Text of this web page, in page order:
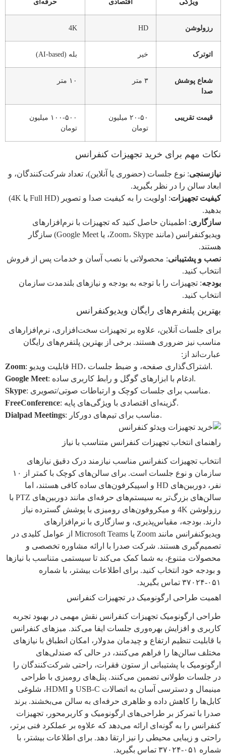
رزولوشن HD
4K
اتوترک خیر بله (AI-based)
شعاع پوشش
صدا
۳ متر ۱۰ متر
قیمت تقریبی
۲۰-۵۰ میلیون
تومان
۱۰۰-۵۰۰ میلیون
تومان
نکات مهم برای خرید تجهیزات کنفرانس
نیازسنجی: نوع جلسات (حضوری یا آنلاین)، تعداد شرکت‌کنندگان، و
ابعاد سالن را در نظر بگیرید.
کیفیت تجهیزات
: اولویت را به کیفیت صدا و تصویر (Full HD یا 4K)
بدهید.
سازگاری: اطمینان حاصل کنید که تجهیزات با نرم‌افزارهای
ویدیوکنفرانس (مانند Zoom، Skype، یا Google Meet) سازگار
هستند.
نصب و پشتیبانی: محصولاتی با نصب آسان و خدمات پس از فروش
انتخاب کنید.
بودجه: تجهیزات را با توجه به بودجه و نیازهای بلندمدت سازمان
انتخاب کنید.
بهترین پلتفرم‌های رایگان ویدیوکنفرانس
برای جلسات آنلاین، علاوه بر تجهیزات سخت‌افزاری، نرم‌افزارهای
مناسب نیز ضروری هستند. برخی از بهترین پلتفرم‌های رایگان
عبارت‌اند از:
Zoom
: قابلیت ویدیو HD، اشتراک‌گذاری صفحه، و ضبط جلسات.
Google Meet
: ادغام با ابزارهای گوگل و رابط کاربری ساده.
Skype
: مناسب برای جلسات کوچک و ارتباطات صوتی/تصویری.
FreeConference
: گزینه‌ای اقتصادی با ویژگی‌های پایه.
Dialpad Meetings
: مناسب برای تیم‌های دورکار.
راهنمای انتخاب تجهیزات کنفرانس متناسب با نیاز
انتخاب تجهیزات کنفرانس مناسب نیازمند درک دقیق نیازهای
سازمان و نوع جلسات است. برای سالن‌های کوچک با کمتر از ۱۰
نفر، دوربین‌های HD و اسپیکرفون‌های ساده کافی هستند، اما
سالن‌های بزرگ‌تر به سیستم‌های حرفه‌ای مانند دوربین‌های PTZ با
رزولوشن 4K و میکروفون‌های رومیزی با پوشش گسترده نیاز
دارند. بودجه، مقیاس‌پذیری، و سازگاری با نرم‌افزارهای
ویدیوکنفرانس مانند Zoom یا Microsoft Teams از عوامل کلیدی در
تصمیم‌گیری هستند. شرکت صدرا با ارائه مشاوره تخصصی و
محصولات متنوع، به شما کمک می‌کند تا سیستمی متناسب با نیازها
و بودجه خود انتخاب کنید. برای اطلاعات بیشتر، با شماره
۰۵۱-۳۷۰۲۴ تماس بگیرید.
اهمیت طراحی ارگونومیک در تجهیزات کنفرانس
طراحی ارگونومیک تجهیزات کنفرانس نقش مهمی در بهبود تجربه
کاربری و افزایش بهره‌وری جلسات ایفا می‌کند. میزهای کنفرانس
با قابلیت تنظیم ارتفاع و چیدمان مدولار، امکان انطباق با نیازهای
مختلف سالن‌ها را فراهم می‌کنند، در حالی که صندلی‌های
ارگونومیک با پشتیبانی از ستون فقرات، راحتی شرکت‌کنندگان را
در جلسات طولانی تضمین می‌کنند. پنل‌های رومیزی با طراحی
مینیمال و دسترسی آسان به اتصالات USB-C و HDMI، شلوغی
کابل‌ها را کاهش داده و ظاهری حرفه‌ای به سالن می‌بخشند. برند
صدرا با تمرکز بر طراحی‌های ارگونومیک و کاربرمحور، تجهیزات
کنفرانس را به گونه‌ای ارائه می‌دهد که علاوه بر عملکرد فنی برتر،
راحتی و زیبایی محیطی را نیز ارتقا دهد. برای اطلاعات بیشتر، با
شماره ۰۵۱-۳۷۰۲۴ تماس بگیرید.